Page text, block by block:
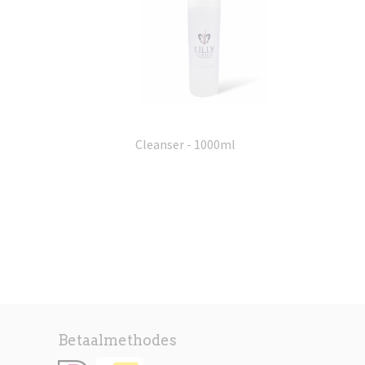
Cleanser - 1000ml
Betaalmethodes